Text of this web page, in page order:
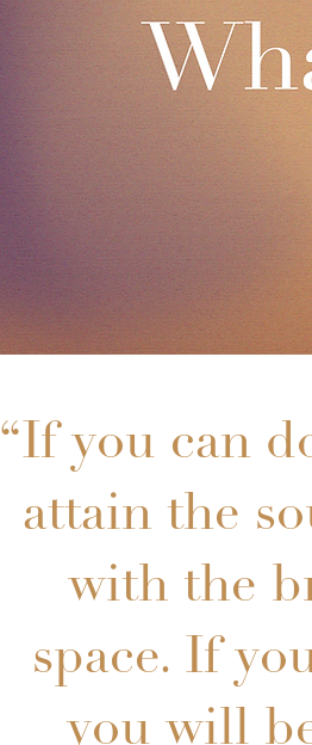
“If you can
attain the
with the
space. If
you will